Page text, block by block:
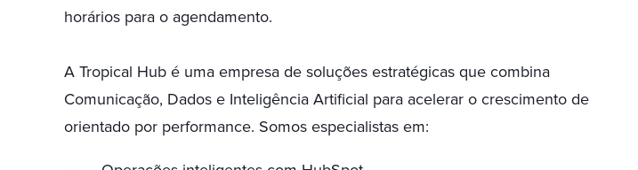
horários para o agendamento.
A Tropical Hub é uma empresa de soluções estratégicas que combina
Comunicação, Dados e Inteligência Artificial para acelerar o crescimento de
orientado por performance. Somos especialistas em: